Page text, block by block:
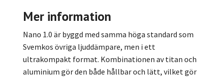
Mer information
Nano 1.0 är byggd med samma höga standard som
Svemkos övriga ljuddämpare, men i ett
ultrakompakt format. Kombinationen av titan och
aluminium gör den både hållbar och lätt, vilket gör